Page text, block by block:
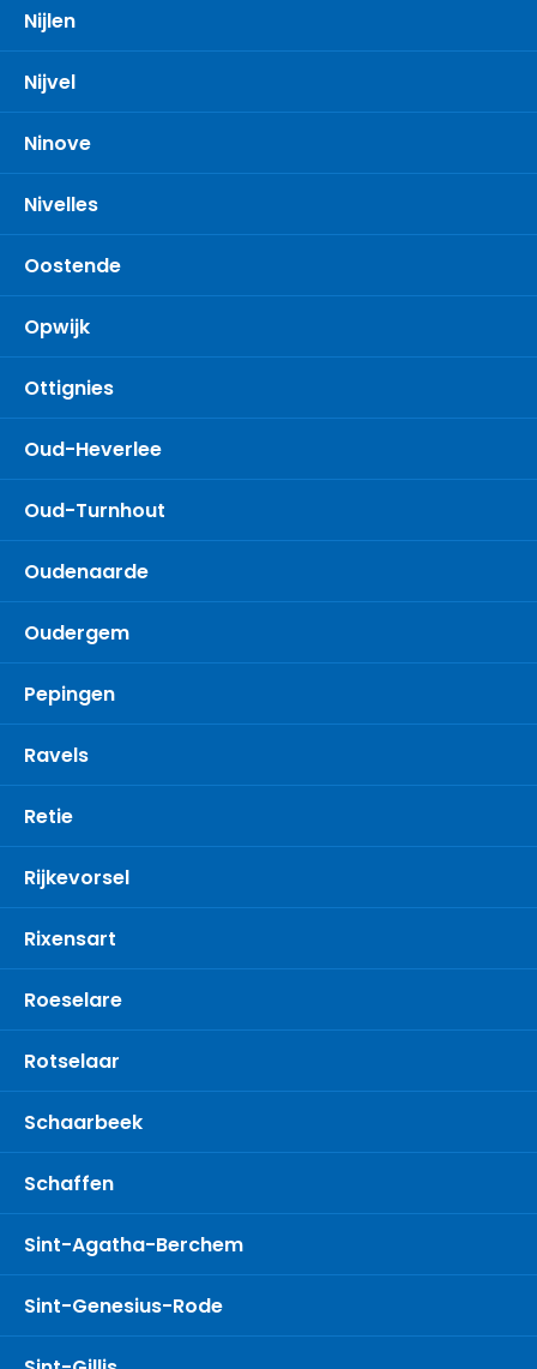
Nijlen
Nijvel
Ninove
Nivelles
Oostende
Opwijk
Ottignies
Oud-Heverlee
Oud-Turnhout
Oudenaarde
Oudergem
Pepingen
Ravels
Retie
Rijkevorsel
Rixensart
Roeselare
Rotselaar
Schaarbeek
Schaffen
Sint-Agatha-Berchem
Sint-Genesius-Rode